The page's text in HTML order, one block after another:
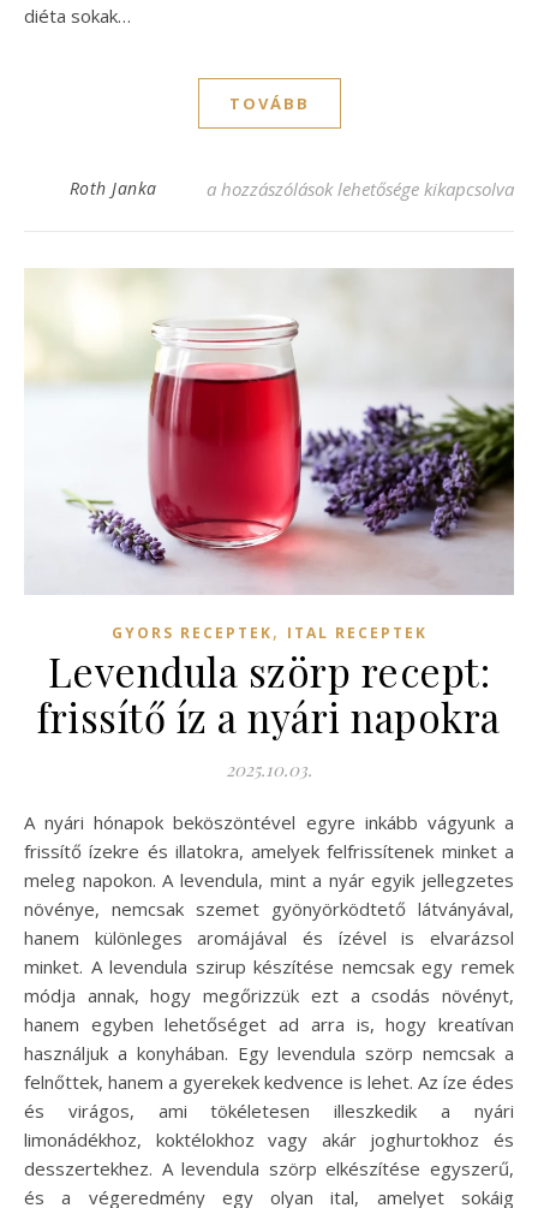
diéta sokak…
TOVÁBB
Roth Janka Paleo recept: Egészséges és ízletes
a hozzászólások lehetősége kikapcsolva
GYORS RECEPTEK, ITAL RECEPTEK
Levendula szörp recept:
frissítő íz a nyári napokra
2025.10.03.
A nyári hónapok beköszöntével egyre inkább vágyunk a
frissítő ízekre és illatokra, amelyek felfrissítenek minket a
meleg napokon. A levendula, mint a nyár egyik jellegzetes
növénye, nemcsak szemet gyönyörködtető látványával,
hanem különleges aromájával és ízével is elvarázsol
minket. A levendula szirup készítése nemcsak egy remek
módja annak, hogy megőrizzük ezt a csodás növényt,
hanem egyben lehetőséget ad arra is, hogy kreatívan
használjuk a konyhában. Egy levendula szörp nemcsak a
felnőttek, hanem a gyerekek kedvence is lehet. Az íze édes
és virágos, ami tökéletesen illeszkedik a nyári
limonádékhoz, koktélokhoz vagy akár joghurtokhoz és
desszertekhez. A levendula szörp elkészítése egyszerű,
és a végeredmény egy olyan ital, amelyet sokáig